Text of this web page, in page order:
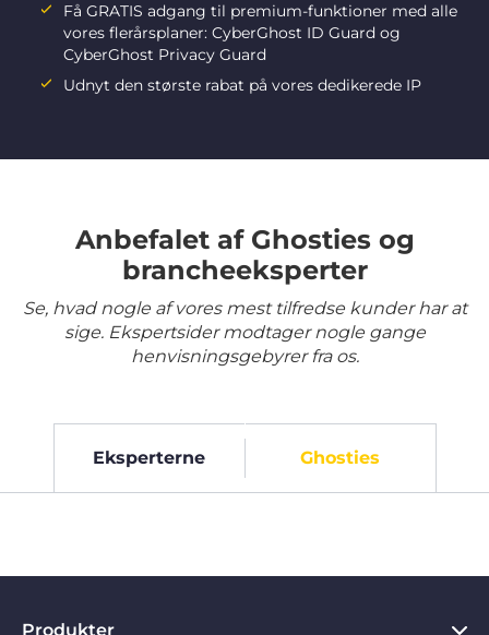
Få GRATIS adgang til premium-funktioner med alle
vores flerårsplaner: CyberGhost ID Guard og
CyberGhost Privacy Guard
Udnyt den største rabat på vores dedikerede IP
Anbefalet af Ghosties og
brancheeksperter
Se, hvad nogle af vores mest tilfredse kunder har at
sige. Ekspertsider modtager nogle gange
henvisningsgebyrer fra os.
Eksperterne Ghosties
Produkter